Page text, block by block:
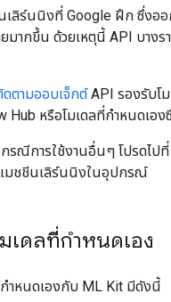
นเลิร์นนิงที่ Google ฝึก ซึ่
ยมากขึ้น ด้วยเหตุนี้ API บ
ดตามออบเจ็กต์API รองรับโม
Hub หรือโมเดลที่กำหนดเ
กรณีการใช้งานอื่นๆ โปรดไปที่
แมชชีนเลิร์นนิงในอุปกรณ์
มเดลที่กำหนดเอง
กำหนดเองกับ ML Kit มีดังนี้